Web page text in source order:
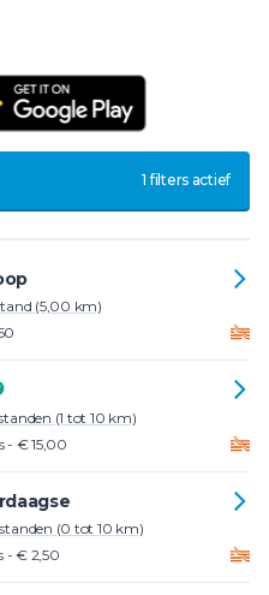
1 filters actief
(5,00 km)
(1 tot 10 km)
- € 15,00
(0 tot 10 km)
- € 2,50